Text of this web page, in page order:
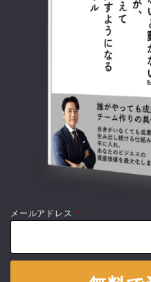
メールアドレス *